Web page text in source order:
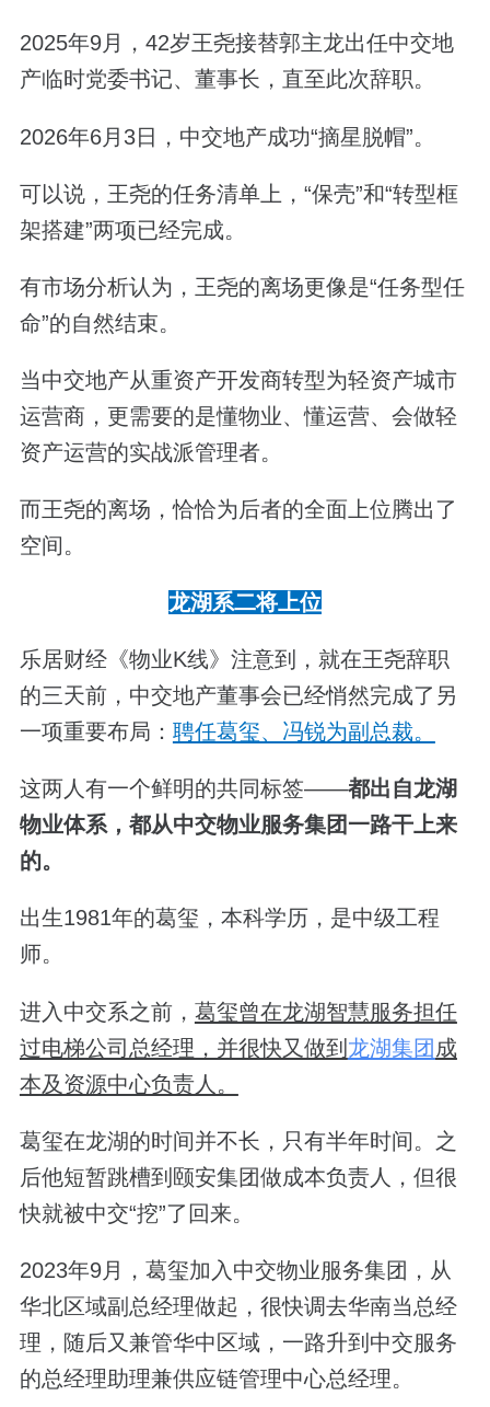
2025年9月，42岁王尧接替郭主龙出任中交地
产临时党委书记、董事长，直至此次辞职。
2026年6月3日，中交地产成功“摘星脱帽”。
可以说，王尧的任务清单上，“保壳”和“转型框
架搭建”两项已经完成。
有市场分析认为，王尧的离场更像是“任务型任
命”的自然结束。
当中交地产从重资产开发商转型为轻资产城市
运营商，更需要的是懂物业、懂运营、会做轻
资产运营的实战派管理者。
而王尧的离场，恰恰为后者的全面上位腾出了
空间。
龙湖系二将上位
乐居财经《物业K线》注意到，就在王尧辞职
的三天前，中交地产董事会已经悄然完成了另
一项重要布局： 聘任葛玺、冯锐为副总裁。
这两人有一个鲜明的共同标签——都出自龙湖
物业体系，都从中交物业服务集团一路干上来
的。
出生1981年的葛玺，本科学历，是中级工程
师。
进入中交系之前， 葛玺曾在龙湖智慧服务担任
过电梯公司总经理，并很快又做到 龙湖集团成
本及资源中心负责人。
葛玺在龙湖的时间并不长，只有半年时间。之
后他短暂跳槽到颐安集团做成本负责人，但很
快就被中交“挖”了回来。
2023年9月，葛玺加入中交物业服务集团，从
华北区域副总经理做起，很快调去华南当总经
理，随后又兼管华中区域，一路升到中交服务
的总经理助理兼供应链管理中心总经理。